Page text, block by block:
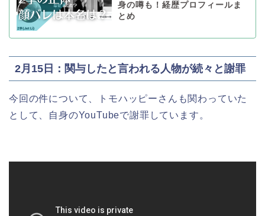
身の噂も！経歴プロフィールま
とめ
2月15日：関与したと言われる人物が続々と謝罪
今回の件について、トモハッピーさんも関わっていた
として、自身のYouTubeで謝罪しています。